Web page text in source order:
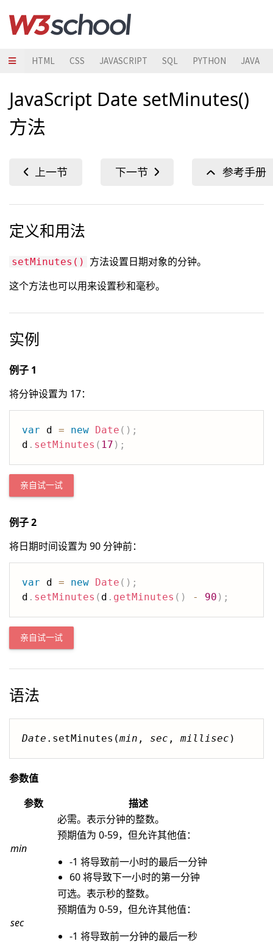
HTML CSS JAVASCRIPT SQL PYTHON JAVA
JavaScript Date setMinutes()
方法
定义和用法
setMinutes()
方法设置日期对象的分钟。
这个方法也可以用来设置秒和毫秒。
实例
例子 1
将分钟设置为 17：
var d = new Date ( ) ;
d . setMinutes ( 17 ) ;
亲自试一试
例子 2
将日期时间设置为 90 分钟前：
var d = new Date ( ) ;
d . setMinutes ( d . getMinutes ( ) - 90 ) ;
亲自试一试
语法
Date .setMinutes(min , sec , millisec )
参数值
参数
描述
min
必需。表示分钟的整数。
预期值为 0-59，但允许其他值：
-1 将导致前一小时的最后一分钟
60 将导致下一小时的第一分钟
sec
可选。表示秒的整数。
预期值为 0-59，但允许其他值：
-1 将导致前一分钟的最后一秒